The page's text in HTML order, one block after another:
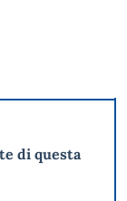
di questa